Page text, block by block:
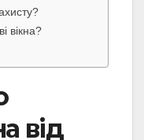
вікна?
від